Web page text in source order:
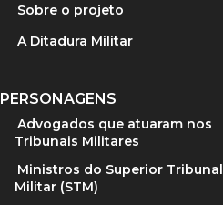
Sobre o projeto
A Ditadura Militar
PERSONAGENS
Advogados que atuaram nos
Tribunais Militares
Ministros do Superior Tribunal
Militar (STM)